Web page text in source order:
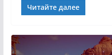
Читайте далее